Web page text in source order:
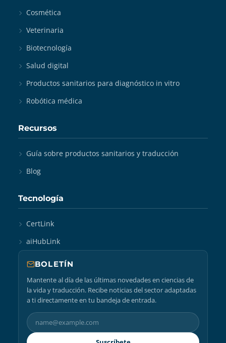
Cosmética
Veterinaria
Biotecnología
Salud digital
Productos sanitarios para diagnóstico in vitro
Robótica médica
Recursos
Guía sobre productos sanitarios y traducción
Blog
Tecnología
CertLink
aiHubLink
BOLETÍN
Mantente al día de las últimas novedades en ciencias de
la vida y traducción. Recibe noticias del sector adaptadas
a ti directamente en tu bandeja de entrada.